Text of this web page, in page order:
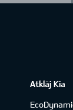
Atklāj Kia